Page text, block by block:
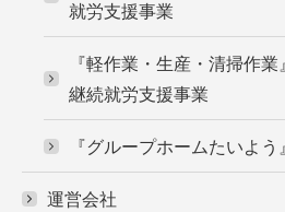
就労支援事業
『軽作業・生産・清掃作
継続就労支援事業
『グループホームたいよ
運営会社